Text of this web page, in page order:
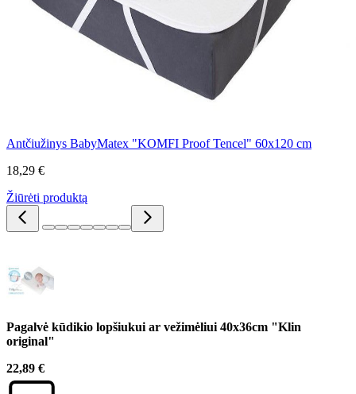
Antčiužinys BabyMatex "KOMFI Proof Tencel" 60x120 cm
18,29 €
Žiūrėti produktą
Pagalvė kūdikio lopšiukui ar vežimėliui 40x36cm "Klin
original"
22,89 €